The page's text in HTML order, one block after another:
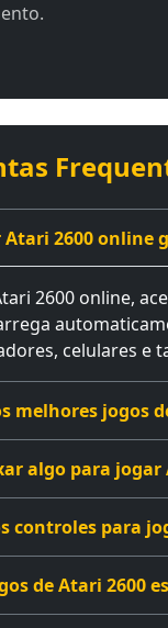
Atari 2600 online
2600 online,
celulares e
melhores jogos
algo para
controles para
de Atari 2600